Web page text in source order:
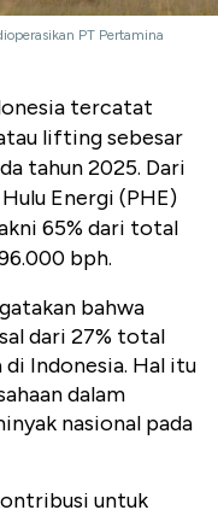
PT Pertamina
tercatat
lifting sebesar
tahun 2025. Dari
Energi (PHE)
65% dari total
bph.
bahwa
dari 27% total
di Indonesia. Hal itu
dalam
nasional pada
untuk